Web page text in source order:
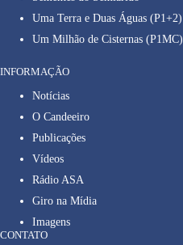
Uma Terra e Duas Águas (P1+2)
Um Milhão de Cisternas (P1MC)
INFORMAÇÃO
Notícias
O Candeeiro
Publicações
Vídeos
Rádio ASA
Giro na Mídia
Imagens
CONTATO